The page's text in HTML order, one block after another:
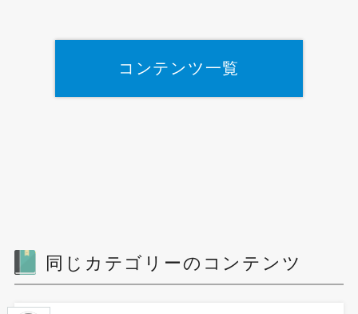
コンテンツ一覧
同じカテゴリーのコンテンツ